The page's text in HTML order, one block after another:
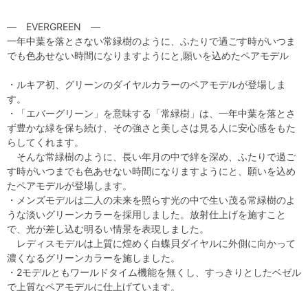
― EVERGREEN ―
一年中葉を落とさない常緑樹のように、ふたりで過ごす時がいつま
でも色あせない時間になりますようにと,願いを込めたペアモデル
・ルキア初、グリーンのダイヤルカラーのペアモデルが登場しま
す。
・「エバーグリーン」を意味する「常緑樹」は、一年中葉を落とさ
ず豊かな緑を保ち続け、その強さと美しさは見る人に安心感をもた
らしてくれます。
そんな常緑樹のように、長い年月の中で絆を深め、ふたりで過ご
す時がいつまでも色あせない時間になりますようにと、願いを込め
たペアモデルが登場します。
・メンズモデルは二人の未来を照らす光の中で生い茂る常緑樹のよ
うな淡いグリーンカラーを採用しました。放射仕上げを施すこと
で、光が差し込む明るい情景を表現しました。
レディスモデルは上質に煌めく白蝶貝ダイヤルに外側に向かって
濃くなるグリーンカラーを施しました。
・2モデルともワールドタイム機能を無くし、すっきりとしたベゼル
で上質なペアモデルに仕上げています。